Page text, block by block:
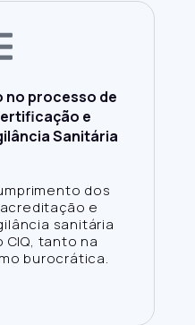
no processo de
e
Sanitária
dos
e
sanitária
tanto na
burocrática.